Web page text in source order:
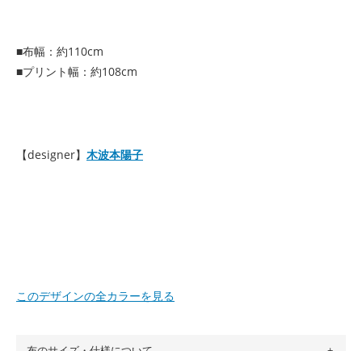
■布幅：約110cm
■プリント幅：約108cm
【designer】 木波本陽子
このデザインの全カラーを見る